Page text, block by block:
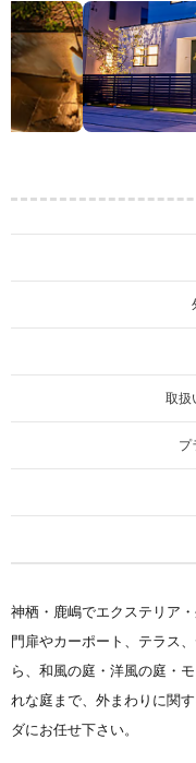
取扱
プ
神栖・鹿嶋でエクステリア
門扉やカーポート、テラス
ら、和風の庭・洋風の庭・
れな庭まで、外まわりに関
ダにお任せ下さい。